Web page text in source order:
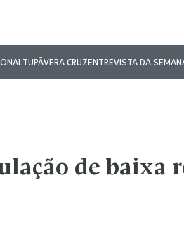
TUPÃVERA CRUZENTREVISTA DA
de baixa